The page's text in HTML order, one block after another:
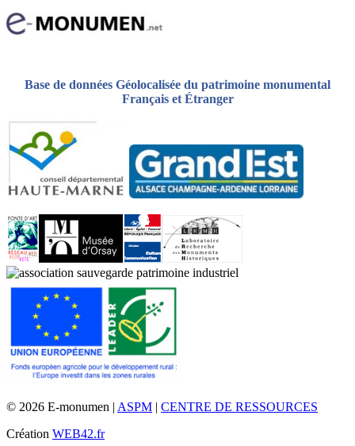
Base de données Géolocalisée du patrimoine monumental
Français et Étranger
© 2026 E-monumen | ASPM | CENTRE DE RESSOURCES
Création WEB42.fr